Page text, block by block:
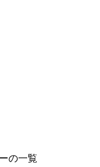
の一覧